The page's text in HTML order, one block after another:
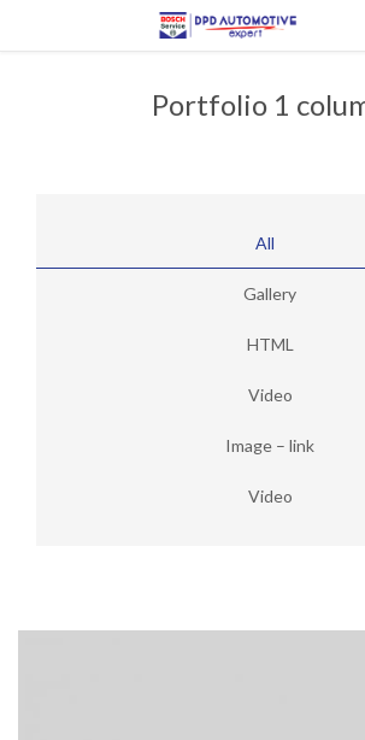
Portfolio 1
All
Gallery
HTML
Video
Image – link
Video